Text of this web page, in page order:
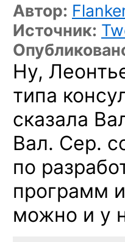
Автор:
Источник:
Ну,
типа
сказала
Вал. Сер.
по
программ
можно и у